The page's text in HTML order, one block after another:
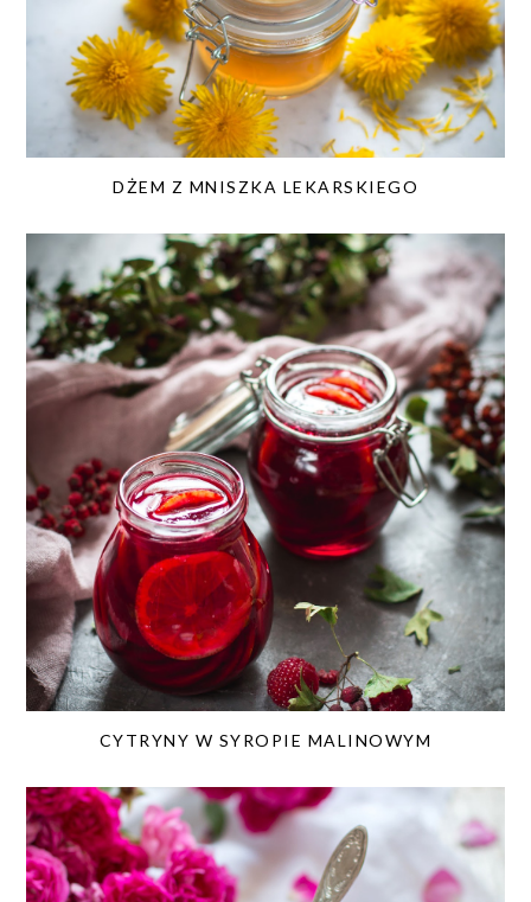
DŻEM Z MNISZKA LEKARSKIEGO
CYTRYNY W SYROPIE MALINOWYM